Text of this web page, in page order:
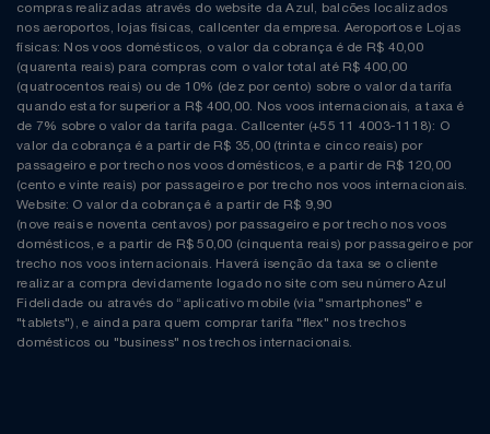
compras realizadas através do website da Azul, balcões localizados
nos aeroportos, lojas físicas, callcenter da empresa. Aeroportos e Lojas
físicas: Nos voos domésticos, o valor da cobrança é de R$ 40,00
(quarenta reais) para compras com o valor total até R$ 400,00
(quatrocentos reais) ou de 10% (dez por cento) sobre o valor da tarifa
quando esta for superior a R$ 400,00. Nos voos internacionais, a taxa é
de 7% sobre o valor da tarifa paga. Callcenter (+55 11 4003-1118): O
valor da cobrança é a partir de R$ 35,00 (trinta e cinco reais) por
passageiro e por trecho nos voos domésticos, e a partir de R$ 120,00
(cento e vinte reais) por passageiro e por trecho nos voos internacionais.
Website: O valor da cobrança é a partir de R$ 9,90
(nove reais e noventa centavos) por passageiro e por trecho nos voos
domésticos, e a partir de R$ 50,00 (cinquenta reais) por passageiro e por
trecho nos voos internacionais. Haverá isenção da taxa se o cliente
realizar a compra devidamente logado no site com seu número Azul
Fidelidade ou através do “aplicativo mobile (via "smartphones" e
"tablets"), e ainda para quem comprar tarifa "flex" nos trechos
domésticos ou "business" nos trechos internacionais.